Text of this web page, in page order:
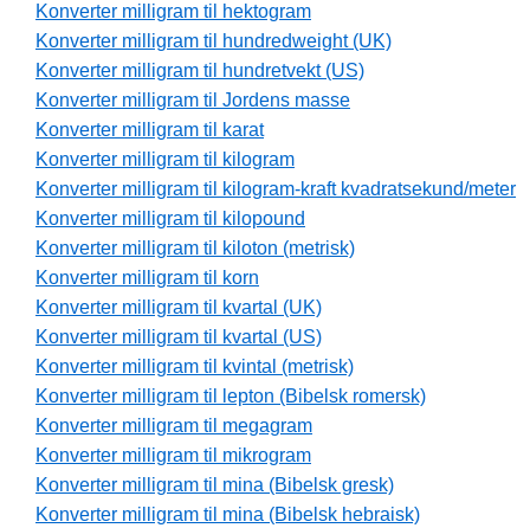
Konverter milligram til hektogram
Konverter milligram til hundredweight (UK)
Konverter milligram til hundretvekt (US)
Konverter milligram til Jordens masse
Konverter milligram til karat
Konverter milligram til kilogram
Konverter milligram til kilogram-kraft kvadratsekund/meter
Konverter milligram til kilopound
Konverter milligram til kiloton (metrisk)
Konverter milligram til korn
Konverter milligram til kvartal (UK)
Konverter milligram til kvartal (US)
Konverter milligram til kvintal (metrisk)
Konverter milligram til lepton (Bibelsk romersk)
Konverter milligram til megagram
Konverter milligram til mikrogram
Konverter milligram til mina (Bibelsk gresk)
Konverter milligram til mina (Bibelsk hebraisk)